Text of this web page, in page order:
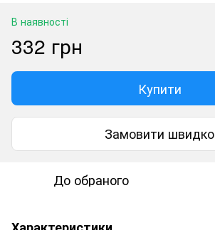
В наявності
332 грн
Купити
Замовити швидко
До обраного